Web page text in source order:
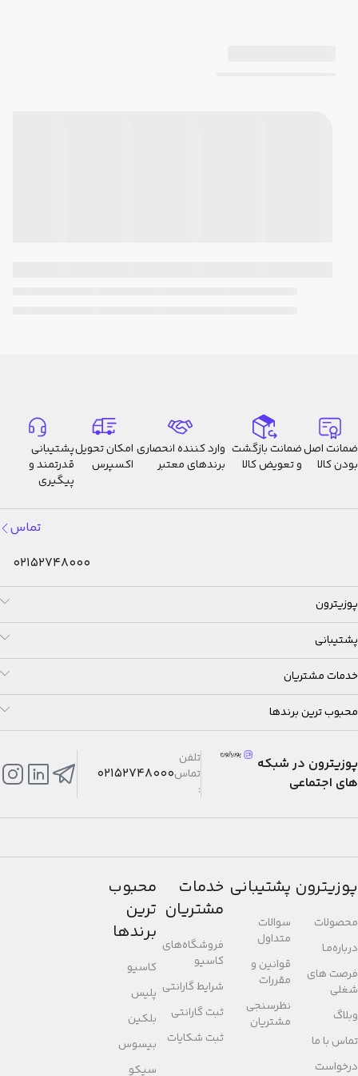
ضمانت اصل
بودن کالا
ضمانت بازگشت
و تعویض کالا
وارد کننده انحصاری
برندهای معتبر
امکان تحویل
اکسپرس
پشتیبانی
قدرتمند و
پیگیری
تماس
02152748000
پوزیترون
پشتیبانی
خدمات مشتریان
محبوب ترین برندها
پوزیترون در شبکه
های اجتماعی
تلفن
تماس
:
02152748000
پوزیترون
محصولات
درباره‌مـا
فرصت های
شغلی
وبلاگ
تماس با ما
درخواست
پشتیبانی
سوالات
متداول
قوانین و
مقررات
نظرسنجی
مشتریان
خدمات
مشتریان
فروشگاه‌های
کاسیو
شرایط گارانتی
ثبت گارانتی
ثبت شکایات
محبوب
ترین
برندها
کاسیو
پلیس
بلکین
بیسوس
سیکو